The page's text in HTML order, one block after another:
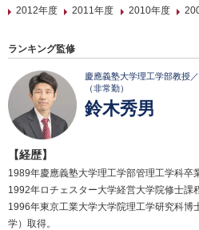
2012年度
2011年度 2010年度
ランキング監修
慶應義塾大学理工学部教授
（非常勤）
鈴木秀男
【経歴】
1989年慶應義塾大学理工学部管理工学科卒
1992年ロチェスター大学経営大学院修士課
1996年東京工業大学大学院理工学研究科博
学）取得。